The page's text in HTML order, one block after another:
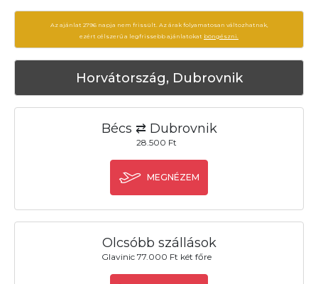
Az ajánlat 2796 napja nem frissült. Az árak folyamatosan változhatnak,
ezért célszerű a legfrissebb ajánlatokat böngészni.
Horvátország, Dubrovnik
Bécs ⇄ Dubrovnik
28.500 Ft
MEGNÉZEM
Olcsóbb szállások
Glavinic 77.000 Ft két főre